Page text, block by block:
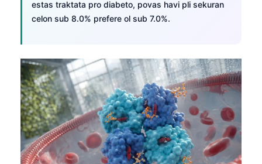
estas traktata pro diabeto, povas havi pli sekuran
celon sub 8.0% prefere ol sub 7.0%.